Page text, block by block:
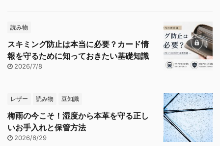
読み物
スキミング防止は本当に必要？カード情
報を守るために知っておきたい基礎知識
2026/7/8
レザー 読み物 豆知識
梅雨の今こそ！湿度から本革を守る正し
いお手入れと保管方法
2026/6/29